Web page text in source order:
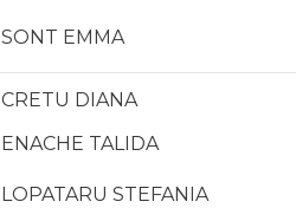
SONT EMMA
CRETU DIANA
ENACHE TALIDA
LOPATARU STEFANIA